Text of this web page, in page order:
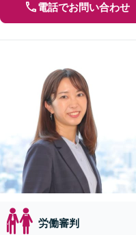
電話でお問い合わせ
労働審判